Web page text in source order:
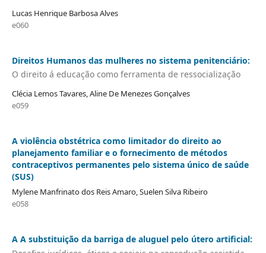
Lucas Henrique Barbosa Alves
e060
Direitos Humanos das mulheres no sistema penitenciário:
O direito á educação como ferramenta de ressocialização
Clécia Lemos Tavares, Aline De Menezes Gonçalves
e059
A violência obstétrica como limitador do direito ao
planejamento familiar e o fornecimento de métodos
contraceptivos permanentes pelo sistema único de saúde
(SUS)
Mylene Manfrinato dos Reis Amaro, Suelen Silva Ribeiro
e058
A A substituição da barriga de aluguel pelo útero artificial: